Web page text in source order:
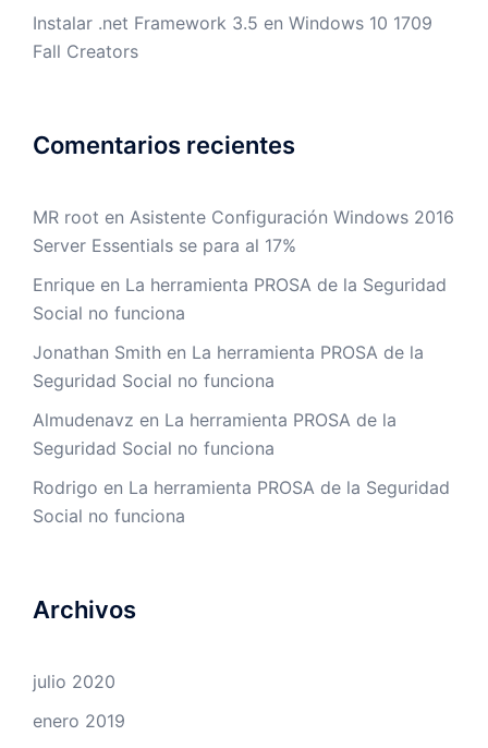
Instalar .net Framework 3.5 en Windows 10 1709
Fall Creators
Comentarios recientes
MR root en Asistente Configuración Windows 2016
Server Essentials se para al 17%
Enrique en La herramienta PROSA de la Seguridad
Social no funciona
Jonathan Smith en La herramienta PROSA de la
Seguridad Social no funciona
Almudenavz en La herramienta PROSA de la
Seguridad Social no funciona
Rodrigo en La herramienta PROSA de la Seguridad
Social no funciona
Archivos
julio 2020
enero 2019